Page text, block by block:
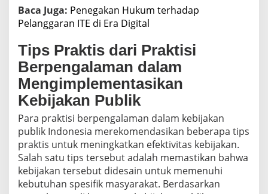
Baca Juga: Penegakan Hukum terhadap
Pelanggaran ITE di Era Digital
Tips Praktis dari Praktisi
Berpengalaman dalam
Mengimplementasikan
Kebijakan Publik
Para praktisi berpengalaman dalam kebijakan
publik Indonesia merekomendasikan beberapa tips
praktis untuk meningkatkan efektivitas kebijakan.
Salah satu tips tersebut adalah memastikan bahwa
kebijakan tersebut didesain untuk memenuhi
kebutuhan spesifik masyarakat. Berdasarkan